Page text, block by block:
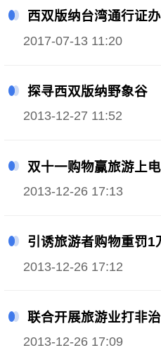
西双版纳台湾通行证
2017-07-13 11:20
探寻西双版纳野象谷
2013-12-27 11:52
双十一购物赢旅游上
2013-12-26 17:13
引诱旅游者购物重罚1
2013-12-26 17:12
联合开展旅游业打非
2013-12-26 17:09